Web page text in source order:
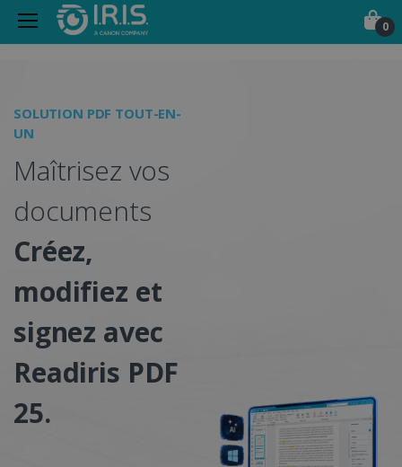
0
SOLUTION PDF TOUT-EN-
UN
Maîtrisez vos
documents
Créez,
modifiez et
signez avec
Readiris PDF
25.